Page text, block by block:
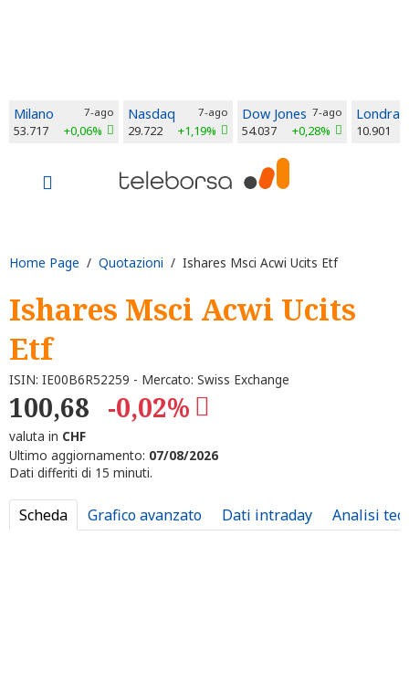
Milano 7-ago
53.717 +0,06%
Nasdaq 7-ago
29.722 +1,19%
Dow Jones 7-ago
54.037 +0,28%
Londra
10.901
Home Page / Quotazioni / Ishares Msci Acwi Ucits Etf
Ishares Msci Acwi Ucits
Etf
ISIN: IE00B6R52259 - Mercato: Swiss Exchange
100,68 -0,02%
valuta in CHF
Ultimo aggiornamento: 07/08/2026
Dati differiti di 15 minuti.
Scheda Grafico avanzato Dati intraday Analisi